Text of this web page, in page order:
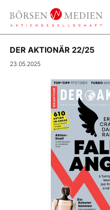
DER AKTIONÄR 22/25
23.05.2025